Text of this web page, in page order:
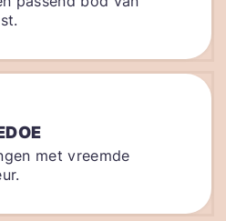
met vreemde